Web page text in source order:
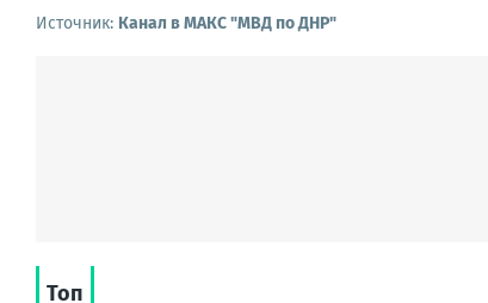
Источник: Канал в МАКС "МВД по ДНР"
Топ